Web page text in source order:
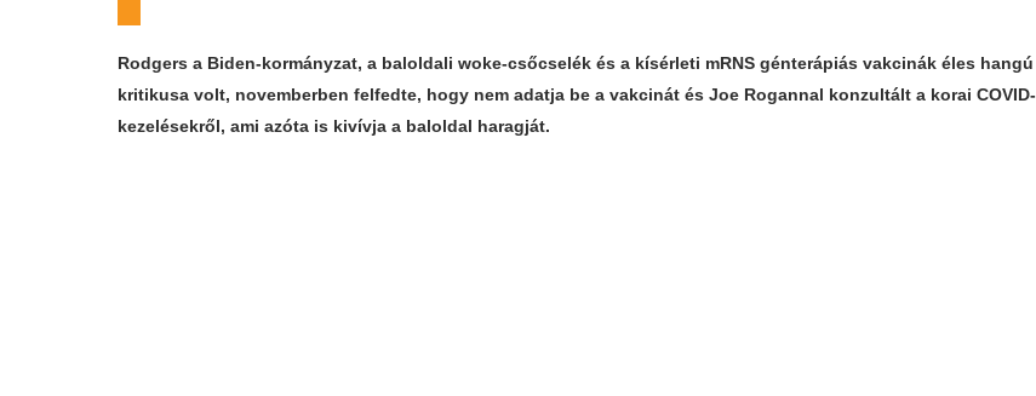
Rodgers a Biden-kormányzat, a baloldali woke-csőcselék és a kísérleti mRNS génterápiás vakcinák éles hangú
kritikusa volt, novemberben felfedte, hogy nem adatja be a vakcinát és Joe Rogannal konzultált a korai COVID-
kezelésekről, ami azóta is kivívja a baloldal haragját.